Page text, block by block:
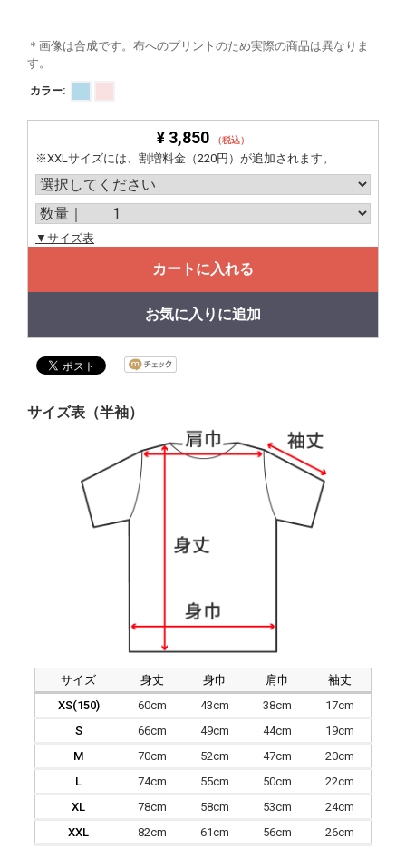
＊画像は合成です。布へのプリントのため実際の商品は異なりま
す。
カラー:
¥ 3,850 （税込）
※XXLサイズには、割増料金（220円）が追加されます。
▼サイズ表
カートに入れる
お気に入りに追加
サイズ表（半袖）
サイズ 身丈 身巾 肩巾
袖丈
XS(150)
60cm 43cm 38cm
17cm
S
66cm 49cm 44cm
19cm
M
70cm 52cm 47cm
20cm
L
74cm 55cm 50cm
22cm
XL
78cm 58cm 53cm
24cm
XXL
82cm 61cm 56cm 26cm